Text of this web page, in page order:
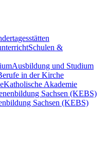
Schulen &
Ausbildung und Studium
in der Kirche
Katholische Akademie
Sachsen (KEBS)